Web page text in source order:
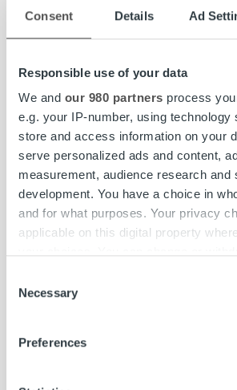
Consent Details Ad
Responsible use of your data
We and our 980 partners process
e.g. your IP-number, using
store and access information on your
serve personalized ads and content,
measurement, audience research and
development. You have a choice in
and for what purposes. Your privacy
applicable on this digital property
the Privacy trigger icon.
Find out more about how your
and set your preferences in the
We use cookies to personalise
Selection
Necessary
Preferences
aiempaa korkeammalla tasolla.
laskutusmäärät ovat pysyneet korona-
tasolla sekä yritys- että
Tietyillä palvelualoilla ja yksittäisillä
ovat pudonneet.
Ropon tilastot perustuvat Ropo
laskutus- ja maksuvalvonta-aineistoon.
vuosittain yli 170 miljoonaa laskua ja